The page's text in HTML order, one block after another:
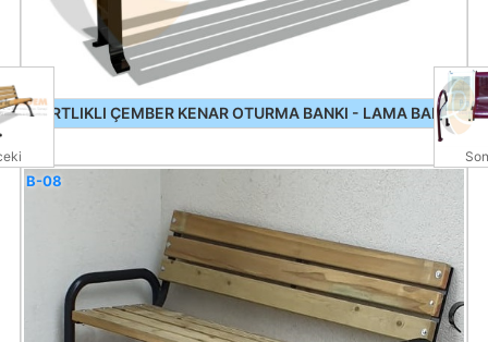
SIRTLIKLI ÇEMBER KENAR OTURMA BANKI - LAMA BANK
B-08